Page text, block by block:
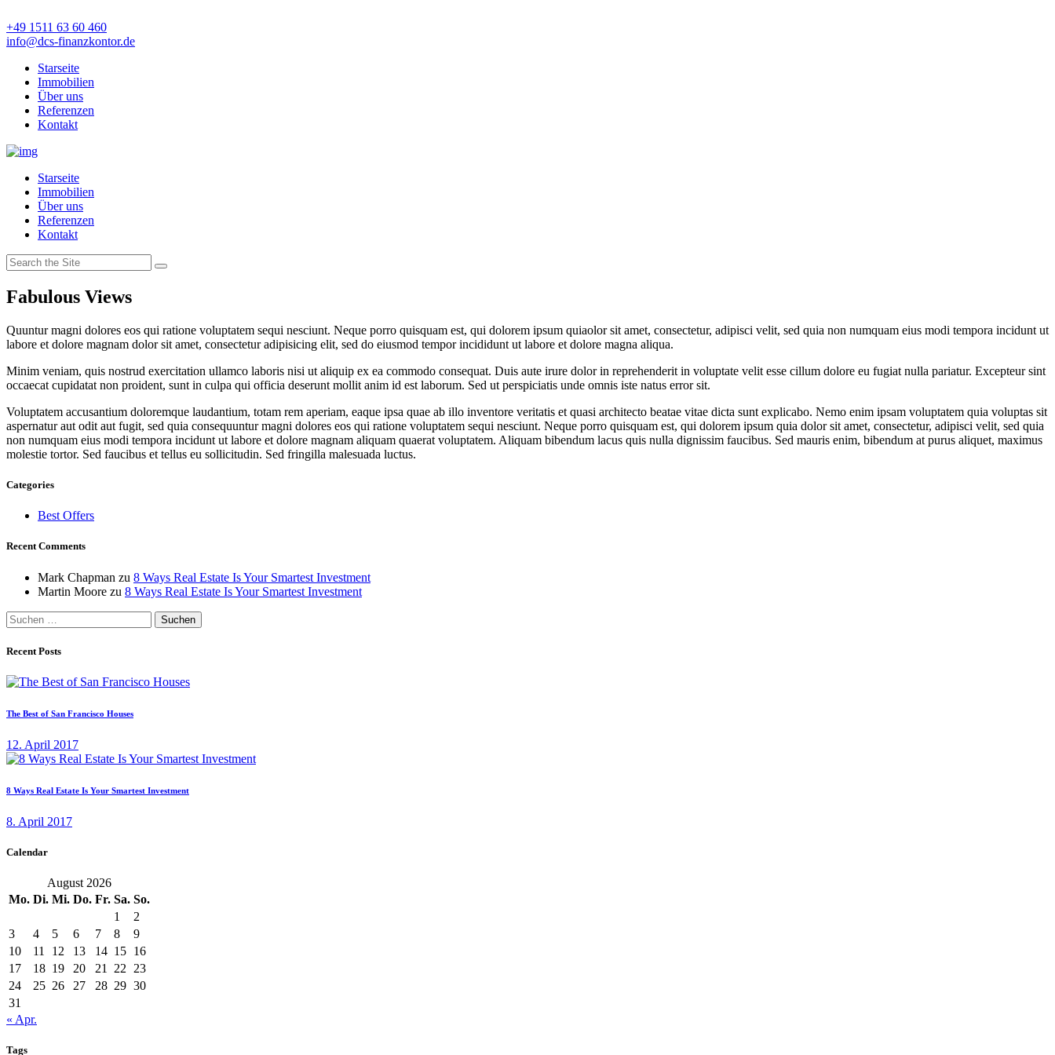
+49 1511 63 60 460
info@dcs-finanzkontor.de
Starseite
Immobilien
Über uns
Referenzen
Kontakt
Starseite
Immobilien
Über uns
Referenzen
Kontakt
Fabulous Views
Quuntur magni dolores eos qui ratione voluptatem sequi nesciunt. Neque porro quisquam est, qui dolorem ipsum quiaolor sit amet, consectetur, adipisci velit, sed quia non numquam eius modi tempora incidunt ut
labore et dolore magnam dolor sit amet, consectetur adipisicing elit, sed do eiusmod tempor incididunt ut labore et dolore magna aliqua.
Minim veniam, quis nostrud exercitation ullamco laboris nisi ut aliquip ex ea commodo consequat. Duis aute irure dolor in reprehenderit in voluptate velit esse cillum dolore eu fugiat nulla pariatur. Excepteur sint
occaecat cupidatat non proident, sunt in culpa qui officia deserunt mollit anim id est laborum. Sed ut perspiciatis unde omnis iste natus error sit.
Voluptatem accusantium doloremque laudantium, totam rem aperiam, eaque ipsa quae ab illo inventore veritatis et quasi architecto beatae vitae dicta sunt explicabo. Nemo enim ipsam voluptatem quia voluptas sit
aspernatur aut odit aut fugit, sed quia consequuntur magni dolores eos qui ratione voluptatem sequi nesciunt. Neque porro quisquam est, qui dolorem ipsum quia dolor sit amet, consectetur, adipisci velit, sed quia
non numquam eius modi tempora incidunt ut labore et dolore magnam aliquam quaerat voluptatem. Aliquam bibendum lacus quis nulla dignissim faucibus. Sed mauris enim, bibendum at purus aliquet, maximus
molestie tortor. Sed faucibus et tellus eu sollicitudin. Sed fringilla malesuada luctus.
Categories
Best Offers
Recent Comments
Mark Chapman zu 8 Ways Real Estate Is Your Smartest Investment
Martin Moore zu 8 Ways Real Estate Is Your Smartest Investment
Suchen
nach:
Recent Posts
The Best of San Francisco Houses
12. April 2017
8 Ways Real Estate Is Your Smartest Investment
8. April 2017
Calendar
August 2026
Mo. Di. Mi. Do. Fr. Sa. So.
1
2
3
4 5 6 7 8
9
10
11 12 13 14 15 16
17
18 19 20 21 22
23
24
25 26 27 28 29 30
31
« Apr.
Tags